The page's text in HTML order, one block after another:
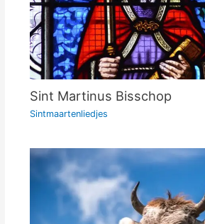
Sint Martinus Bisschop
Sintmaartenliedjes